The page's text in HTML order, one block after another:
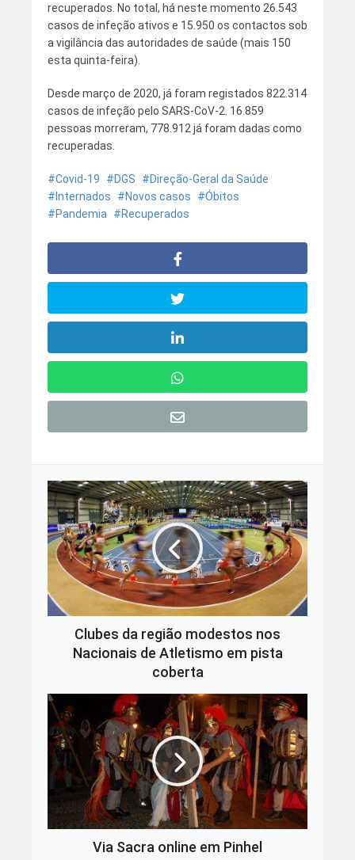
recuperados. No total, há neste momento 26.543
casos de infeção ativos e 15.950 os contactos sob
a vigilância das autoridades de saúde (mais 150
esta quinta-feira).
Desde março de 2020, já foram registados 822.314
casos de infeção pelo SARS-CoV-2. 16.859
pessoas morreram, 778.912 já foram dadas como
recuperadas.
Covid-19 DGS
Direção-Geral da Saúde
Internados
Novos casos
Óbitos
Pandemia
Recuperados
Clubes da região modestos nos
Nacionais de Atletismo em pista
coberta
Via Sacra online em Pinhel